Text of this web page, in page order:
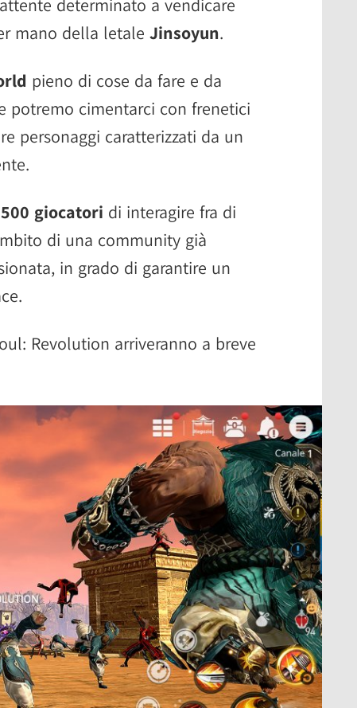
determinato a vendicare
mano della letale Jinsoyun.
pieno di cose da fare e da
potremo cimentarci con frenetici
personaggi caratterizzati da un
500 giocatori di interagire fra di
di una community già
in grado di garantire un
Revolution arriveranno a breve